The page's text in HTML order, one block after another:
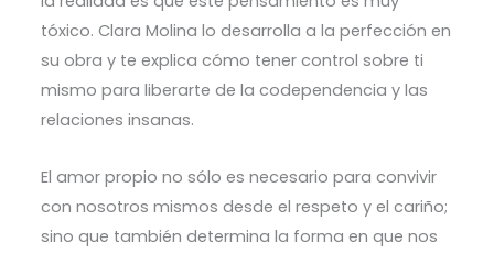
tóxico. Clara Molina lo desarrolla a la perfección en
su obra y te explica cómo tener control sobre ti
mismo para liberarte de la codependencia y las
relaciones insanas.
El amor propio no sólo es necesario para convivir
con nosotros mismos desde el respeto y el cariño;
sino que también determina la forma en que nos